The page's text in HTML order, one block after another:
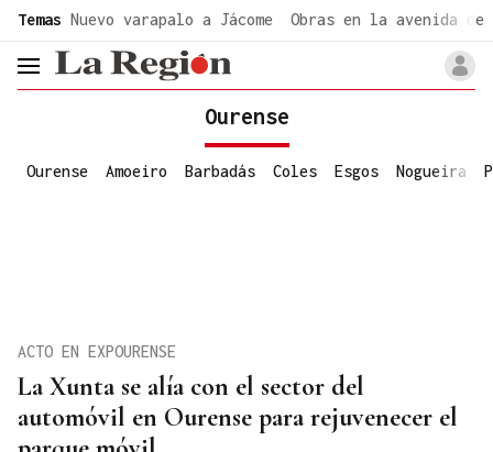
Temas Nuevo varapalo a Jácome Obras en la avenida de
header.menu.open
Ourense
Ourense Amoeiro Barbadás Coles Esgos Nogueira
La Xunta se alía con el sector del
automóvil en Ourense para rejuvenecer el
ACTO EN EXPOURENSE